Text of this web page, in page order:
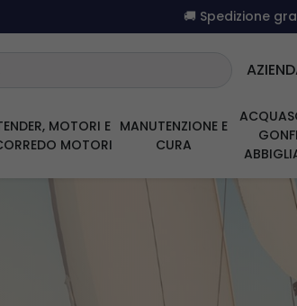
🚚 Spedizione
MOTORI E
MOTORI
MANUTENZIONE E
CURA